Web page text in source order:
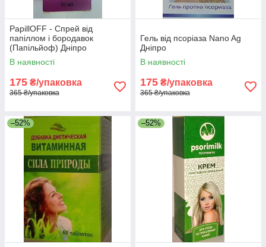
PapillOFF - Спрей від
папіллом і бородавок
(Папільйоф) Дніпро
В наявності
175 ₴/упаковка
365 ₴/упаковка
Гель від псоріаза Nano Ag
Дніпро
В наявності
175 ₴/упаковка
365 ₴/упаковка
–52% –52%